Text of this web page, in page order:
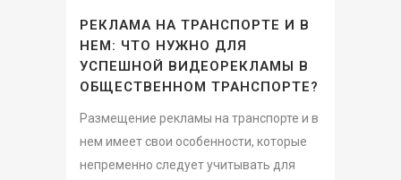
РЕКЛАМА НА ТРАНСПОРТЕ И В
НЕМ: ЧТО НУЖНО ДЛЯ
УСПЕШНОЙ ВИДЕОРЕКЛАМЫ В
ОБЩЕСТВЕННОМ ТРАНСПОРТЕ?
Размещение рекламы на транспорте и в
нем имеет свои особенности, которые
непременно следует учитывать для